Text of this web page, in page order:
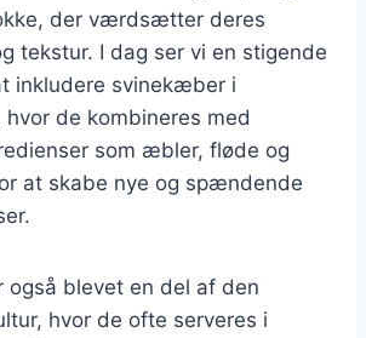
der værdsætter deres
tekstur. I dag ser vi en stigende
inkludere svinekæber i
de kombineres med
som æbler, fløde og
at skabe nye og spændende
også blevet en del af den
hvor de ofte serveres i